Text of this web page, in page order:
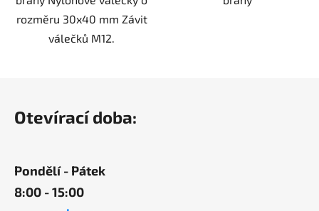
rozměru 30x40 mm Závit
válečků M12.
Otevírací doba:
Pondělí - Pátek
8:00 - 15:00